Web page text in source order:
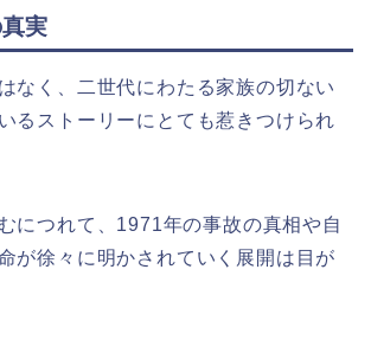
実
なく、二世代にわたる家族の切ない
るストーリーにとても惹きつけられ
につれて、1971年の事故の真相や自
が徐々に明かされていく展開は目が